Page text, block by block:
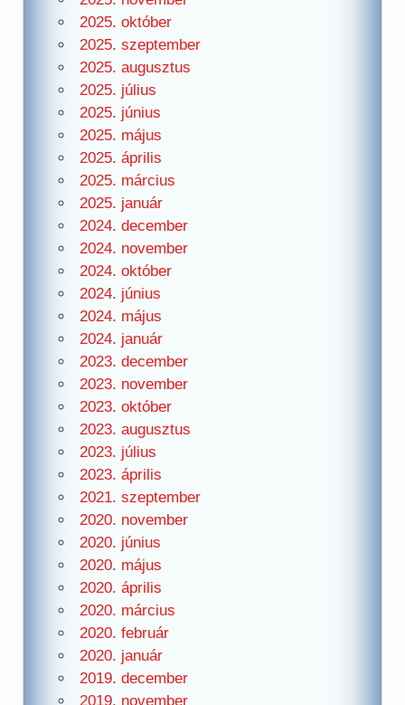
2025. október
2025. szeptember
2025. augusztus
2025. július
2025. június
2025. május
2025. április
2025. március
2025. január
2024. december
2024. november
2024. október
2024. június
2024. május
2024. január
2023. december
2023. november
2023. október
2023. augusztus
2023. július
2023. április
2021. szeptember
2020. november
2020. június
2020. május
2020. április
2020. március
2020. február
2020. január
2019. december
2019. november